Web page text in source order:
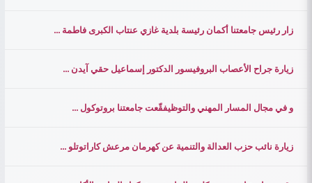
زار رئيس جامعتنا أكمان رئيسة بلدية غازي عنتاب الكبرى فاطمة ...
زيارة جراح الأعصاب البروفيسور الدكتور إسماعيل حقي آيدن ...
و في مجال المسار المهني والتوظيفقّعت جامعتنا بروتوكول ...
زيارة نائب حزب العدالة والتنمية عن كهرمان مرعش كاراتوتلو ...